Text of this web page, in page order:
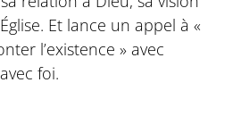
Et lance un appel à «
l’existence » avec
foi.